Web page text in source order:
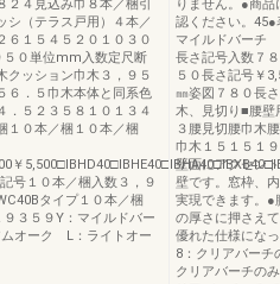
２４見込み巾８本／梱引
シ（テラス戸用）４本／
６１５４５２０１０３０
５０単位mm入数定尺断
ッション巾木３，９５
６．５巾木本体と同系色
．５２３５８１０１３４
１０本／梱１０本／梱
￥
１０本／梱入数３，９
タイプ１０本／梱
３５９Y：マイルドバー
オーク L：ライトオー
りません。●商
認ください。
マイルドバーチ
長さ記号入数７
５０長さ記号￥
㎜姿図７８０長
木、見切り■腰壁
３腰見切腰巾木
巾木１５１５１
壁面にアクセン
壁です。窓枠、
実現できます。
の厚さに押さえ
優れた仕様にな
8：クリアバー
クリアバーチの